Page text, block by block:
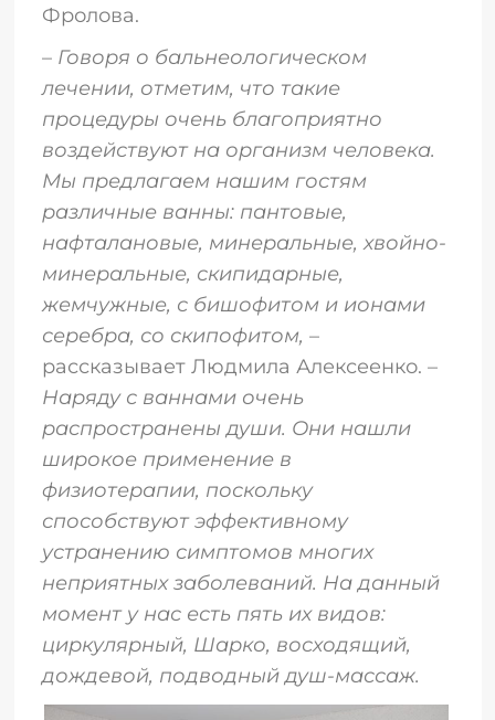
Фролова.
– Говоря о бальнеологическом
лечении, отметим, что такие
процедуры очень благоприятно
воздействуют на организм человека.
Мы предлагаем нашим гостям
различные ванны: пантовые,
нафталановые, минеральные, хвойно-
минеральные, скипидарные,
жемчужные, с бишофитом и ионами
серебра, со скипофитом, –
рассказывает Людмила Алексеенко. –
Наряду с ваннами очень
распространены души. Они нашли
широкое применение в
физиотерапии, поскольку
способствуют эффективному
устранению симптомов многих
неприятных заболеваний. На данный
момент у нас есть пять их видов:
циркулярный, Шарко, восходящий,
дождевой, подводный душ-массаж.